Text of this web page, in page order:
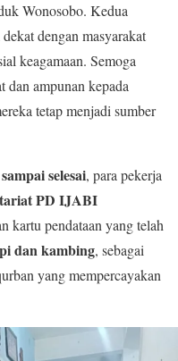
Wonosobo. Kedua
dengan masyarakat
keagamaan. Semoga
dan ampunan kepada
tetap menjadi sumber
selesai, para pekerja
PD IJABI
kartu pendataan yang telah
dan kambing, sebagai
yang mempercayakan